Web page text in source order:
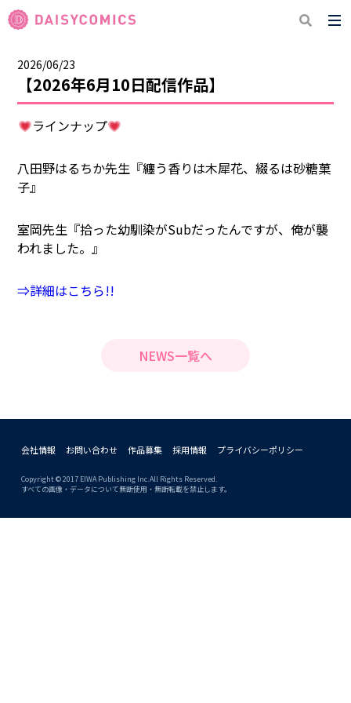
2026/06/23
【2026年6月10日配信作品】
ラインナップ
八田野はるちか先生『纏う香りは木犀花、綴るは砂糖菓
子』
室岡先生『拾った幼馴染がSubだったんですが、俺が襲
われました。』
⇒詳細はこちら!!
NEWS一覧へ
会社情報 お問い合わせ 作品募集 採用情報 プライバシーポリシー
Copyright © 2017 EIWA Publishing Inc.All Rights Reserved.
すべての画像・データについて無断使用・無断転載を禁止します。